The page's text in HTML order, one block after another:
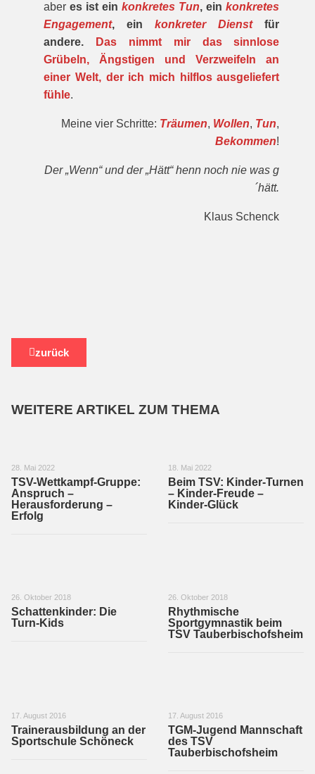
aberes ist einkonkretes Tun, einkonkretes
Engagement, einkonkreter Dienstfür
andere.
Das nimmt mir das sinnlose
Grübeln, Ängstigen und Verzweifeln an
einer Welt, der ich mich hilflos ausgeliefert
fühle.
Meine vier Schritte: Träumen, Wollen, Tun,
Bekommen!
Der „Wenn“ und der „Hätt“ henn noch nie was g
´hätt.
Klaus Schenck
zurück
WEITERE ARTIKEL ZUM THEMA
28. Mai 2022
TSV-Wettkampf-Gruppe:
Anspruch –
Herausforderung –
Erfolg
18. Mai 2022
Beim TSV: Kinder-Turnen
– Kinder-Freude –
Kinder-Glück
26. Oktober 2018
Schattenkinder: Die
Turn-Kids
26. Oktober 2018
Rhythmische
Sportgymnastik beim
TSV Tauberbischofsheim
17. August 2016
Trainerausbildung an der
Sportschule Schöneck
17. August 2016
TGM-Jugend Mannschaft
des TSV
Tauberbischofsheim